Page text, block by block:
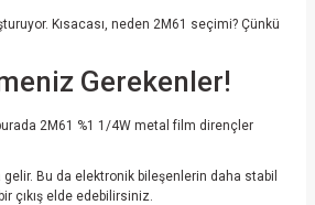
Kısacası, neden 2M61 seçimi? Çünkü
Gerekenler!
2M61 %1 1/4W metal film dirençler
Bu da elektronik bileşenlerin daha stabil
çıkış elde edebilirsiniz.